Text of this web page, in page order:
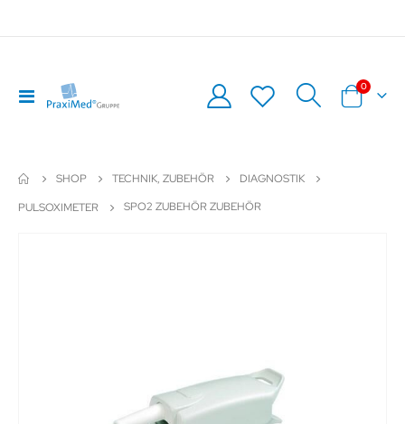
Navigation
umschalten
Warenkorb
0Artikel
SHOP TECHNIK, ZUBEHÖR
DIAGNOSTIK
PULSOXIMETER
SPO2 ZUBEHÖR ZUBEHÖR